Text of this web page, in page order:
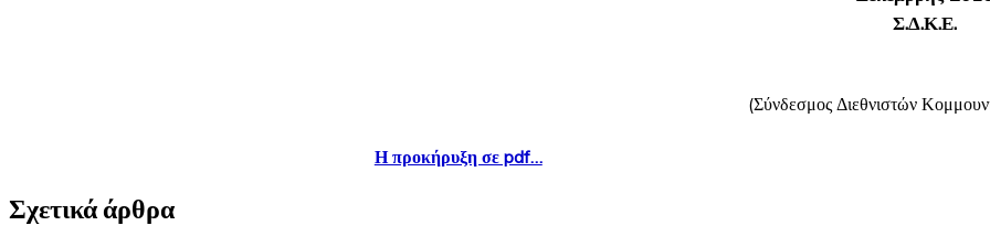
Σ.Δ.Κ.Ε.
(Σύνδεσμος Διεθνιστών
Η προκήρυξη σε pdf…
Σχετικά άρθρα